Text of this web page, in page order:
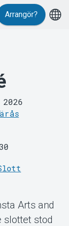
Arrangör?
Arts and
slottet stod